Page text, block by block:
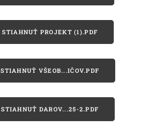
STIAHNUŤ PROJEKT (1).PDF
STIAHNUŤ VŠEOB...IČOV.PDF
STIAHNUŤ DAROV...25-2.PDF